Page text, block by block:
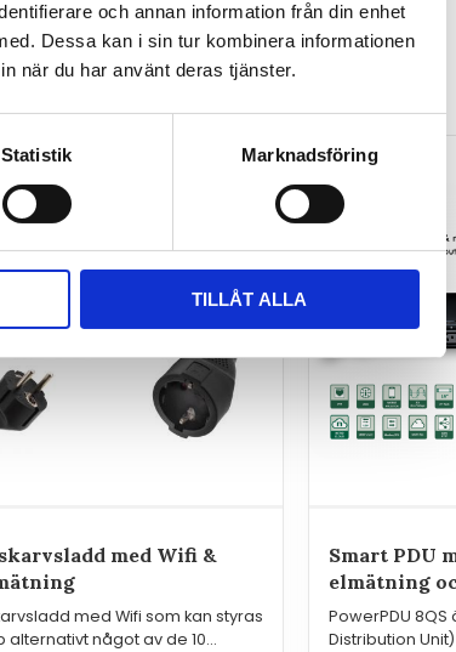
och annan information från din enhet
Dessa kan i sin tur kombinera informationen
när du har använt deras tjänster.
Statistik Marknadsföring
TILLÅT ALLA
med Wifi &
med Wifi som kan styras
alternativt något av de 10
Smart PDU
elmätning
PowerPDU 8QS
Distribution